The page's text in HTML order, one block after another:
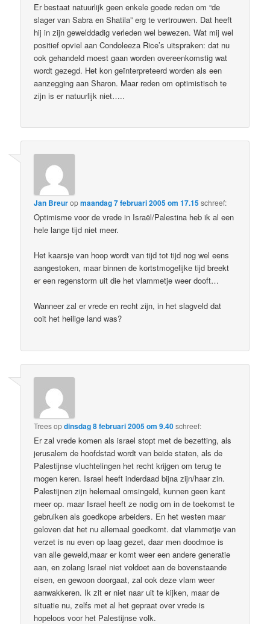
Er bestaat natuurlijk geen enkele goede reden om “de
slager van Sabra en Shatila” erg te vertrouwen. Dat heeft
hij in zijn gewelddadig verleden wel bewezen. Wat mij wel
positief opviel aan Condoleeza Rice’s uitspraken: dat nu
ook gehandeld moest gaan worden overeenkomstig wat
wordt gezegd. Het kon geïnterpreteerd worden als een
aanzegging aan Sharon. Maar reden om optimistisch te
zijn is er natuurlijk niet…..
Jan Breuropmaandag 7 februari 2005 om 17.15schreef:
Optimisme voor de vrede in Israël/Palestina heb ik al een
hele lange tijd niet meer.
Het kaarsje van hoop wordt van tijd tot tijd nog wel eens
aangestoken, maar binnen de kortstmogelijke tijd breekt
er een regenstorm uit die het vlammetje weer dooft…
Wanneer zal er vrede en recht zijn, in het slagveld dat
ooit het heilige land was?
Treesopdinsdag 8 februari 2005 om 9.40schreef:
Er zal vrede komen als israel stopt met de bezetting, als
jerusalem de hoofdstad wordt van beide staten, als de
Palestijnse vluchtelingen het recht krijgen om terug te
mogen keren. Israel heeft inderdaad bijna zijn/haar zin.
Palestijnen zijn helemaal omsingeld, kunnen geen kant
meer op. maar Israel heeft ze nodig om in de toekomst te
gebruiken als goedkope arbeiders. En het westen maar
geloven dat het nu allemaal goedkomt. dat vlammetje van
verzet is nu even op laag gezet, daar men doodmoe is
van alle geweld,maar er komt weer een andere generatie
aan, en zolang Israel niet voldoet aan de bovenstaande
eisen, en gewoon doorgaat, zal ook deze vlam weer
aanwakkeren. Ik zit er niet naar uit te kijken, maar de
situatie nu, zelfs met al het gepraat over vrede is
hopeloos voor het Palestijnse volk.